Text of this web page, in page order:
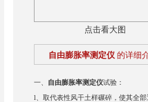
点击看大图
自由膨胀率测定仪 的详细
一、 自由膨胀率测定仪试验：
l、取代表性风干土样碾碎，使其全